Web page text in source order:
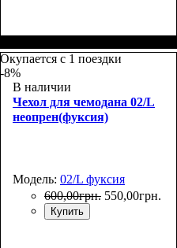
Окупается с 1 поездки
-8%
В наличии
Чехол для чемодана 02/L
неопрен(фуксия)
Модель: 02/L фуксия
600,00грн. 550,00грн.
Купить